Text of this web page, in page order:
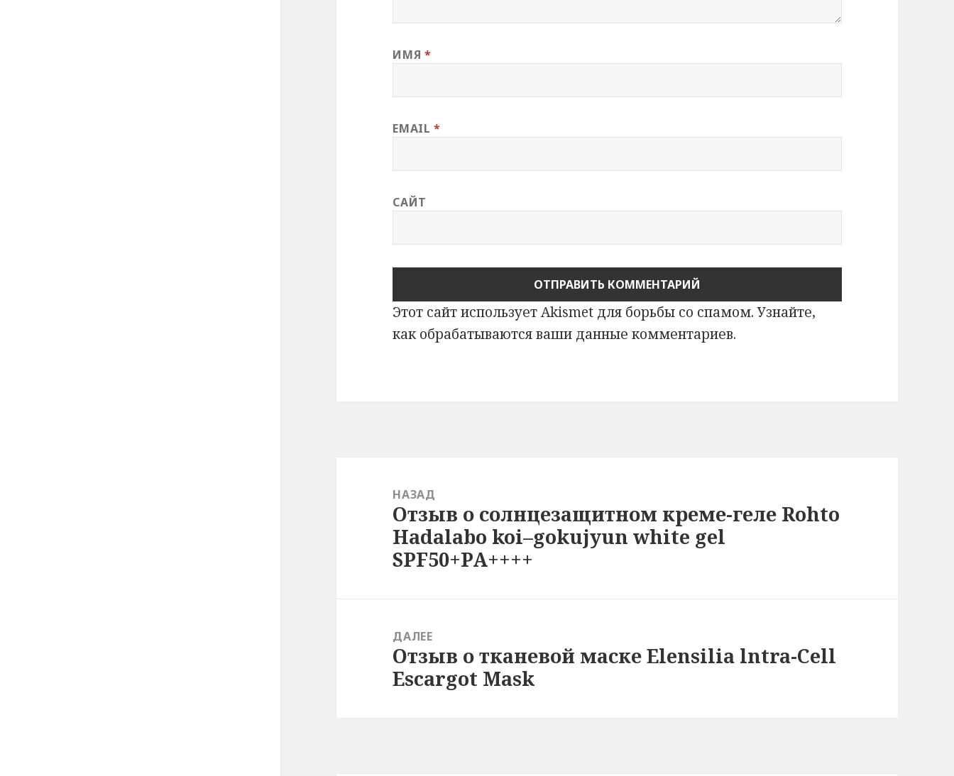
ИМЯ *
EMAIL*
САЙТ
Этот сайт использует Akismet для борьбы со спамом.Узнайте,
как обрабатываются ваши данные комментариев.
записям
НАЗАД
Предыдущая
запись:
Отзыв о солнцезащитном креме-геле Rohto
Hadalabo koi–gokujyun white gel
SPF50+PA++++
ДАЛЕЕ
Следующая
запись:
Отзыв о тканевой маске Elensilia lntra-Cell
Escargot Mask